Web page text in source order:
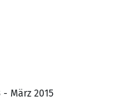
- März 2015